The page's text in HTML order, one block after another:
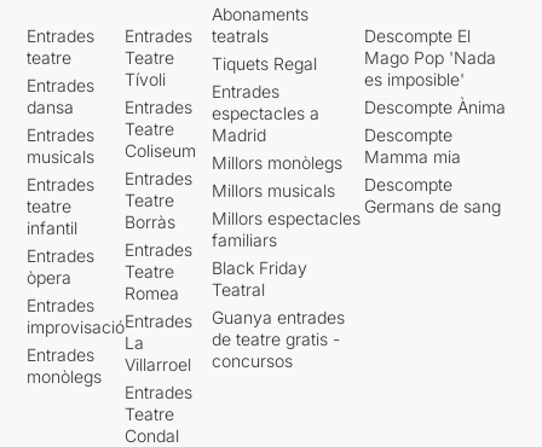
Entrades
teatre
Entrades
dansa
Entrades
musicals
Entrades
teatre
infantil
Entrades
òpera
Entrades
improvisació
Entrades
monòlegs
Entrades
Teatre
Tívoli
Entrades
Teatre
Coliseum
Entrades
Teatre
Borràs
Entrades
Teatre
Romea
Entrades
La
Villarroel
Entrades
Teatre
Condal
Abonaments
teatrals
Tiquets Regal
Entrades
espectacles a
Madrid
Millors monòlegs
Millors musicals
Millors espectacles
familiars
Black Friday
Teatral
Guanya entrades
de teatre gratis -
concursos
Descompte El
Mago Pop 'Nada
es imposible'
Descompte Ànima
Descompte
Mamma mia
Descompte
Germans de sang